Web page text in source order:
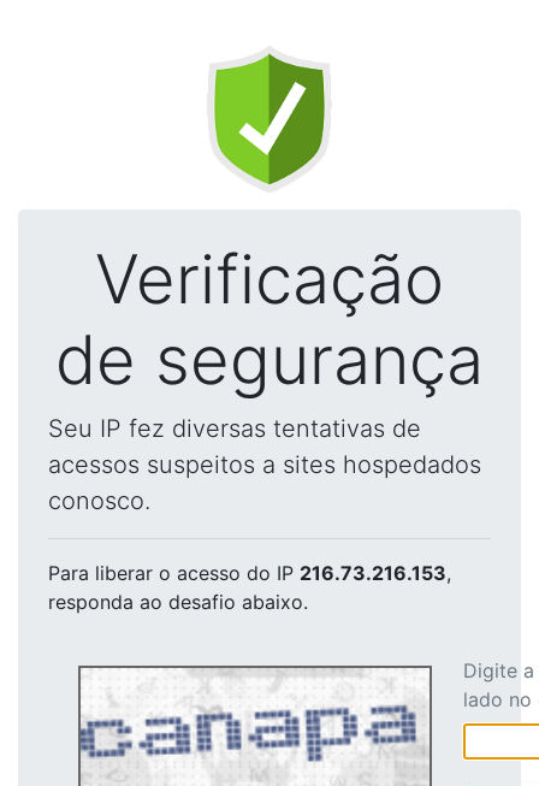
Verificação
de segurança
Seu IP fez diversas tentativas de
acessos suspeitos a sites hospedados
conosco.
Para liberar o acesso do IP 216.73.216.153,
responda ao desafio abaixo.
Digite
lado no